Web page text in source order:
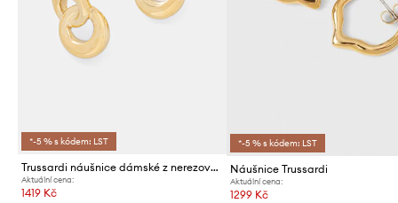
*-5 % s kódem: LST
Trussardi náušnice dámské z nerezové oceli T-BOLD
Aktuální cena:
1419 Kč
*-5 % s kódem: LST
Náušnice Trussardi
Aktuální cena:
1299 Kč